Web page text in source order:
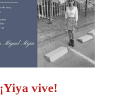
¡Yiya vive!